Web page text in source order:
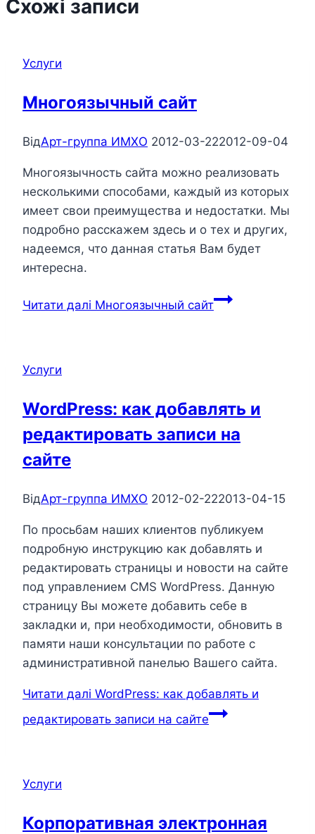
Схожі записи
Услуги
Многоязычный сайт
ВідАрт-группа ИМХО 2012-03-222012-09-04
Многоязычность сайта можно реализовать
несколькими способами, каждый из которых
имеет свои преимущества и недостатки. Мы
подробно расскажем здесь и о тех и других,
надеемся, что данная статья Вам будет
интересна.
Читати далі Многоязычный сайт
Услуги
WordPress: как добавлять и
редактировать записи на
сайте
ВідАрт-группа ИМХО 2012-02-222013-04-15
По просьбам наших клиентов публикуем
подробную инструкцию как добавлять и
редактировать страницы и новости на сайте
под управлением CMS WordPress. Данную
страницу Вы можете добавить себе в
закладки и, при необходимости, обновить в
памяти наши консультации по работе с
административной панелью Вашего сайта.
Читати далі WordPress: как добавлять и
редактировать записи на сайте
Услуги
Корпоративная электронная